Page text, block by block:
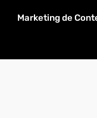
Marketing de